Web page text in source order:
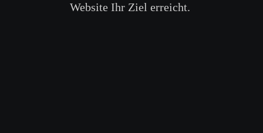
Website Ihr Ziel erreicht.